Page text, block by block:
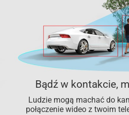
Bądź w kontakcie,
Ludzie mogą machać do
połączenie wideo z twoim